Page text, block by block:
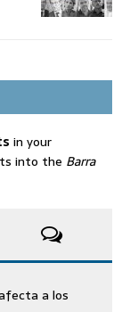
in your
into the Barra
a los